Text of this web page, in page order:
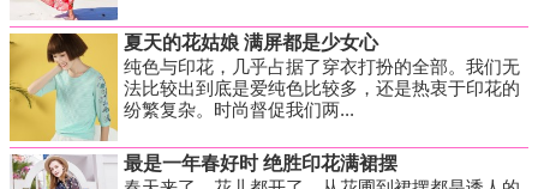
夏天的花姑娘 满屏都是少女心
纯色与印花，几乎占据了穿衣打扮的全部。我们无
法比较出到底是爱纯色比较多，还是热衷于印花的
纷繁复杂。时尚督促我们两...
最是一年春好时 绝胜印花满裙摆